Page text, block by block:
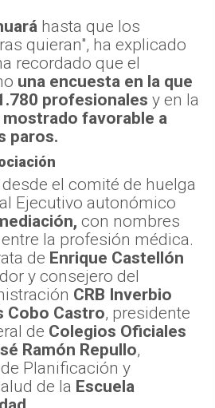
hasta que los
quieran", ha explicado
recordado que el
una encuesta en la que
profesionales y en la
mostrado favorable a
paros.
el comité de huelga
Ejecutivo autonómico
con nombres
la profesión médica.
de Enrique Castellón
y consejero del
CRB Inverbio
Cobo Castro, presidente
de Colegios Oficiales
Ramón Repullo,
Planificación y
de la Escuela